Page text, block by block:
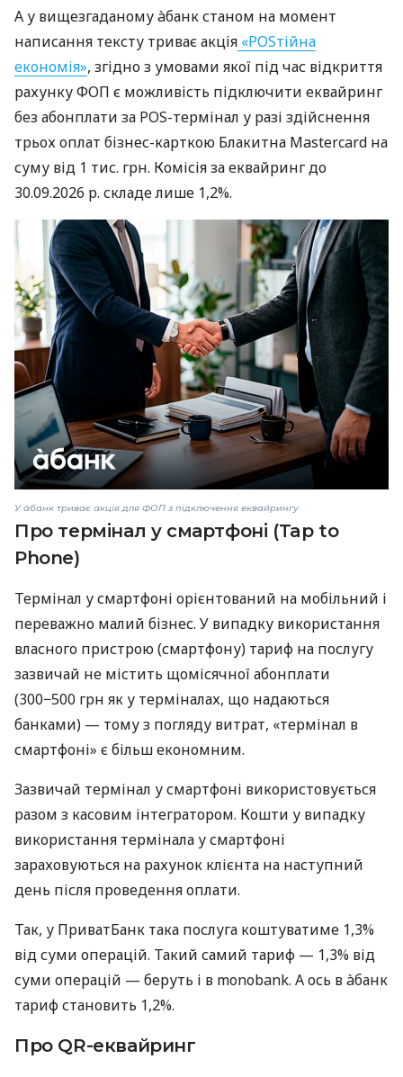
А у вищезгаданому àбанк станом на момент
написання тексту триває акція «POSтійна
економія», згідно з умовами якої під час відкриття
рахунку ФОП є можливість підключити еквайринг
без абонплати за POS-термінал у разі здійснення
трьох оплат бізнес-карткою Блакитна Mastercard на
суму від 1 тис. грн. Комісія за еквайринг до
30.09.2026 р. складе лише 1,2%.
У àбанк триває акція для ФОП з підключення еквайрингу
Про термінал у смартфоні (Tap to
Phone)
Термінал у смартфоні орієнтований на мобільний і
переважно малий бізнес. У випадку використання
власного пристрою (смартфону) тариф на послугу
зазвичай не містить щомісячної абонплати
(300−500 грн як у терміналах, що надаються
банками) — тому з погляду витрат, «термінал в
смартфоні» є більш економним.
Зазвичай термінал у смартфоні використовується
разом з касовим інтегратором. Кошти у випадку
використання термінала у смартфоні
зараховуються на рахунок клієнта на наступний
день після проведення оплати.
Так, у ПриватБанк така послуга коштуватиме 1,3%
від суми операцій. Такий самий тариф — 1,3% від
суми операцій — беруть і в monobank. А ось в àбанк
тариф становить 1,2%.
Про QR-еквайринг